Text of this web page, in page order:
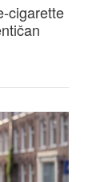
cigarette